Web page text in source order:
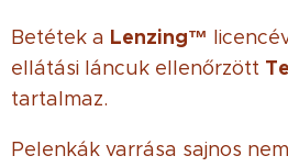
Betétek a Lenzing™
ellátási láncuk ellenőrzött
tartalmaz.
Pelenkák varrása sajnos